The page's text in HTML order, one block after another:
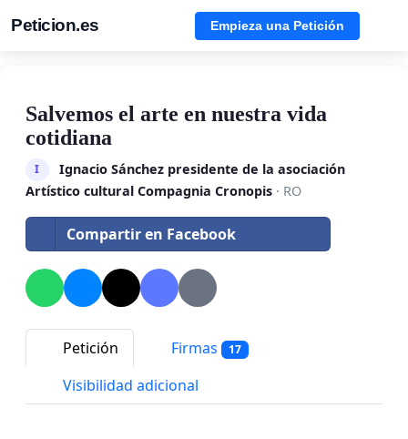
Peticion.es Empieza una Petición
Salvemos el arte en nuestra vida
cotidiana
I
Ignacio Sánchez presidente de la asociación
Artístico cultural Compagnia Cronopis · RO
Compartir en Facebook
Petición Firmas 17
Visibilidad adicional